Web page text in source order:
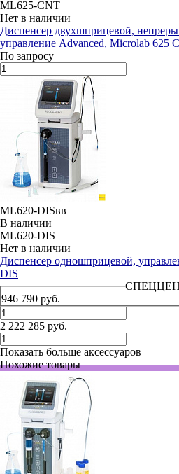
ML625-CNT
Нет в наличии
Диспенсер двухшприцевой,
управление Advanced, Microlab 625
По запросу
ML620-DISвв
В наличии
ML620-DIS
Нет в наличии
Диспенсер одношприцевой,
DIS
946 790 руб.
2 222 285 руб.
Показать больше аксессуаров
Похожие товары